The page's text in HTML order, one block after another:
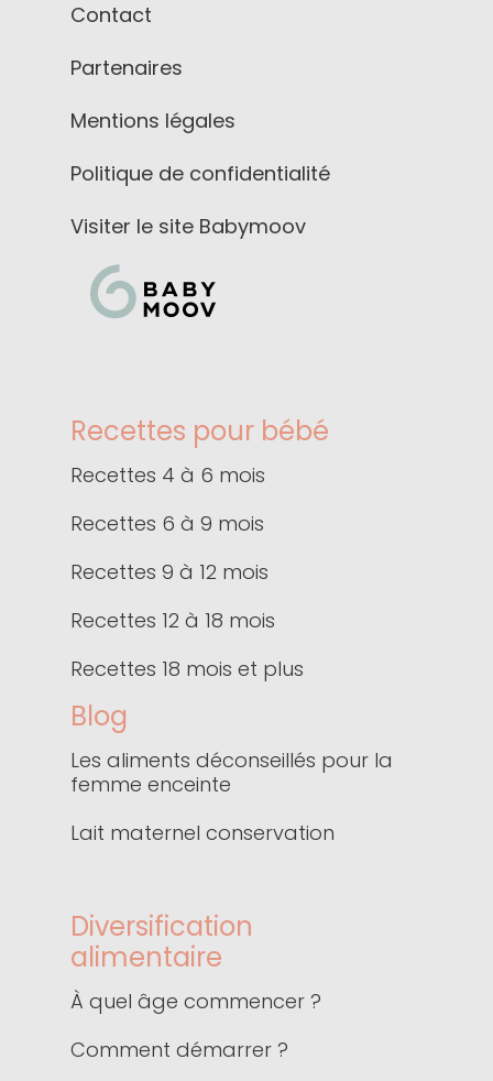
Contact
Partenaires
Mentions légales
Politique de confidentialité
Visiter le site Babymoov
Recettes pour bébé
Recettes 4 à 6 mois
Recettes 6 à 9 mois
Recettes 9 à 12 mois
Recettes 12 à 18 mois
Recettes 18 mois et plus
Blog
Les aliments déconseillés pour la
femme enceinte
Lait maternel conservation
Diversification
alimentaire
À quel âge commencer ?
Comment démarrer ?